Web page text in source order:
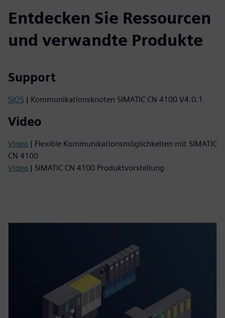
Entdecken Sie Ressourcen
und verwandte Produkte
Support
SIOS | Kommunikationsknoten SIMATIC CN 4100 V4.0.1
Video
Video | Flexible Kommunikationsmöglichkeiten mit SIMATIC
CN 4100
Video | SIMATIC CN 4100 Produktvorstellung